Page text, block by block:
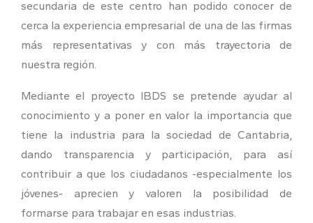
secundaria de este centro han podido conocer de
cerca la experiencia empresarial de una de las firmas
más representativas y con más trayectoria de
nuestra región.
Mediante el proyecto IBDS se pretende ayudar al
conocimiento y a poner en valor la importancia que
tiene la industria para la sociedad de Cantabria,
dando transparencia y participación, para así
contribuir a que los ciudadanos -especialmente los
jóvenes- aprecien y valoren la posibilidad de
formarse para trabajar en esas industrias.